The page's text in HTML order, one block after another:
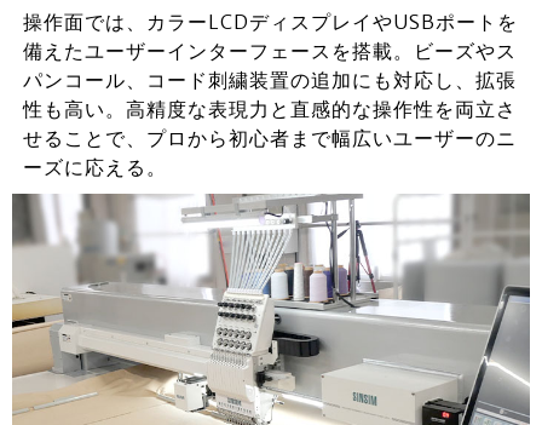
操作面では、カラーLCDディスプレイやUSBポートを
備えたユーザーインターフェースを搭載。ビーズやス
パンコール、コード刺繍装置の追加にも対応し、拡張
性も高い。高精度な表現力と直感的な操作性を両立さ
せることで、プロから初心者まで幅広いユーザーのニ
ーズに応える。